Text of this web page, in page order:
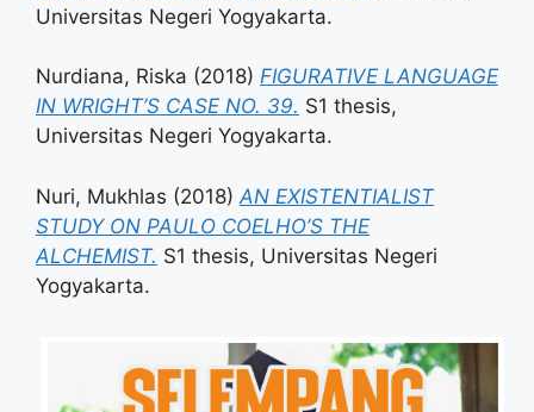
Universitas Negeri Yogyakarta.
Nurdiana, Riska (2018) FIGURATIVE LANGUAGE
IN WRIGHT’S CASE NO. 39. S1 thesis,
Universitas Negeri Yogyakarta.
Nuri, Mukhlas (2018) AN EXISTENTIALIST
STUDY ON PAULO COELHO’S THE
ALCHEMIST. S1 thesis, Universitas Negeri
Yogyakarta.